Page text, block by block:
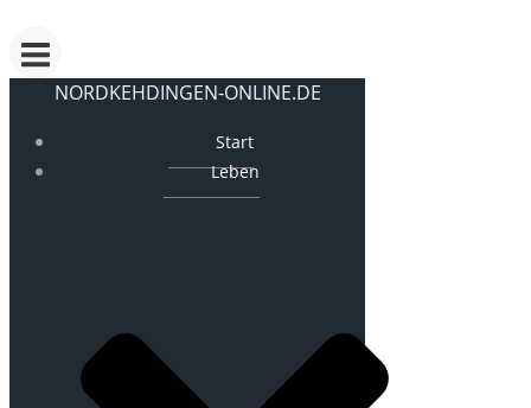
NORDKEHDINGEN-ONLINE.DE
Start
Leben